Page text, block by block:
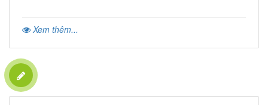
Xem thêm...